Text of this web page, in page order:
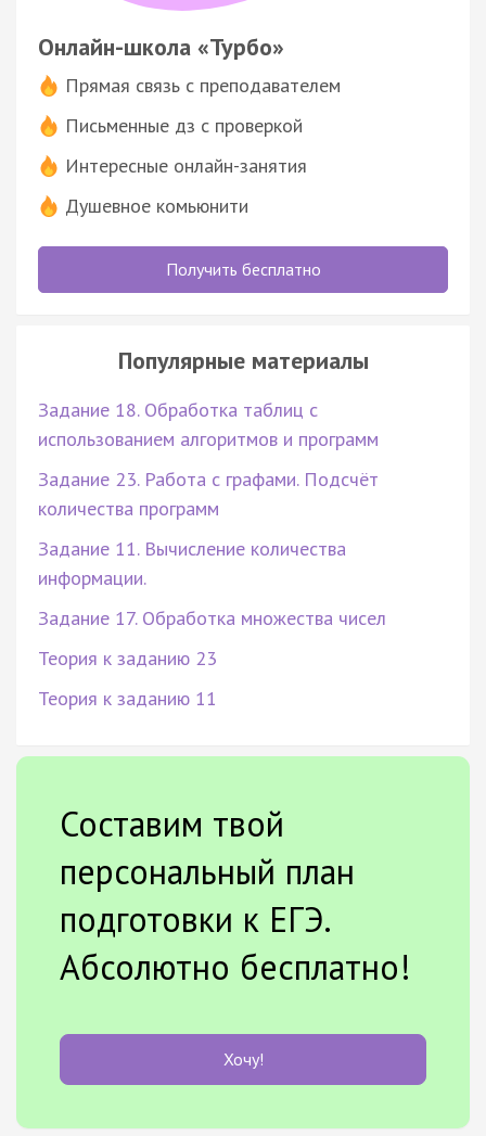
Онлайн-школа «Турбо»
Прямая связь с преподавателем
Письменные дз с проверкой
Интересные онлайн-занятия
Душевное комьюнити
Получить бесплатно
Популярные материалы
Задание 18. Обработка таблиц с
использованием алгоритмов и программ
Задание 23. Работа с графами. Подсчёт
количества программ
Задание 11. Вычисление количества
информации.
Задание 17. Обработка множества чисел
Теория к заданию 23
Теория к заданию 11
Составим твой
персональный план
подготовки к ЕГЭ.
Абсолютно бесплатно!
Хочу!